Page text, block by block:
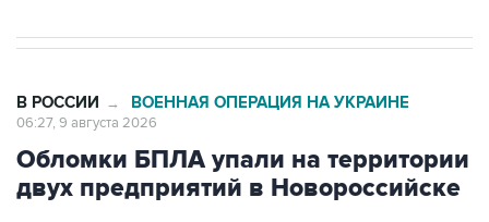
В РОССИИ → ВОЕННАЯ ОПЕРАЦИЯ НА УКРАИНЕ
06:27, 9 августа 2026
Обломки БПЛА упали на территории
двух предприятий в Новороссийске